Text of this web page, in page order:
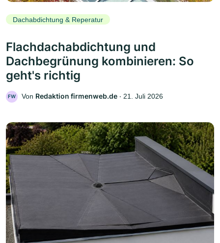
Dachabdichtung & Reperatur
Flachdachabdichtung und
Dachbegrünung kombinieren: So
geht's richtig
FW Von Redaktion firmenweb.de ‧ 21. Juli 2026